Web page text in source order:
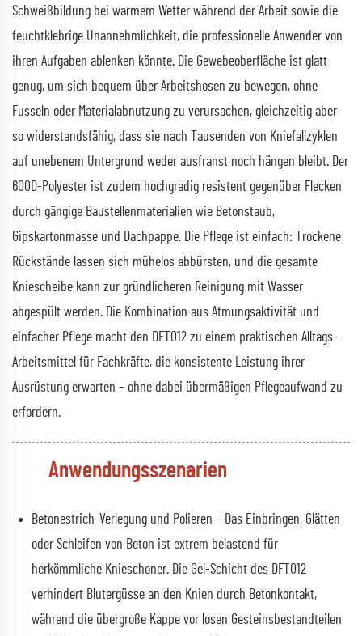
Schweißbildung bei warmem Wetter während der Arbeit sowie die
feuchtklebrige Unannehmlichkeit, die professionelle Anwender von
ihren Aufgaben ablenken könnte. Die Gewebeoberfläche ist glatt
genug, um sich bequem über Arbeitshosen zu bewegen, ohne
Fusseln oder Materialabnutzung zu verursachen, gleichzeitig aber
so widerstandsfähig, dass sie nach Tausenden von Kniefallzyklen
auf unebenem Untergrund weder ausfranst noch hängen bleibt. Der
600D-Polyester ist zudem hochgradig resistent gegenüber Flecken
durch gängige Baustellenmaterialien wie Betonstaub,
Gipskartonmasse und Dachpappe. Die Pflege ist einfach: Trockene
Rückstände lassen sich mühelos abbürsten, und die gesamte
Kniescheibe kann zur gründlicheren Reinigung mit Wasser
abgespült werden. Die Kombination aus Atmungsaktivität und
einfacher Pflege macht den DFT012 zu einem praktischen Alltags-
Arbeitsmittel für Fachkräfte, die konsistente Leistung ihrer
Ausrüstung erwarten – ohne dabei übermäßigen Pflegeaufwand zu
erfordern.
Anwendungsszenarien
Betonestrich-Verlegung und Polieren – Das Einbringen, Glätten
oder Schleifen von Beton ist extrem belastend für
herkömmliche Knieschoner. Die Gel-Schicht des DFT012
verhindert Blutergüsse an den Knien durch Betonkontakt,
während die übergroße Kappe vor losen Gesteinsbestandteilen